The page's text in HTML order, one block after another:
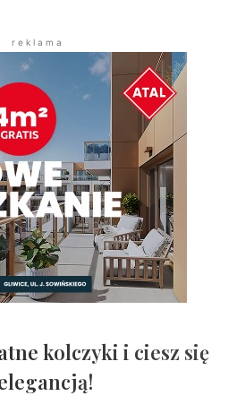
r e k l a m a
kolczyki i ciesz się